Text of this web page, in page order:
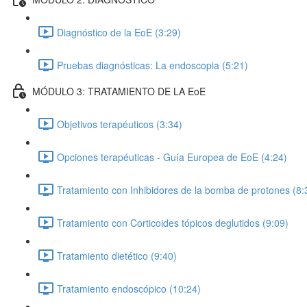
Diagnóstico de la EoE (3:29)
Pruebas diagnósticas: La endoscopia (5:21)
MÓDULO 3: TRATAMIENTO DE LA EoE
Objetivos terapéuticos (3:34)
Opciones terapéuticas - Guía Europea de EoE (4:24)
Tratamiento con Inhibidores de la bomba de protones
Tratamiento con Corticoides tópicos deglutidos (9:09)
Tratamiento dietético (9:40)
Tratamiento endoscópico (10:24)